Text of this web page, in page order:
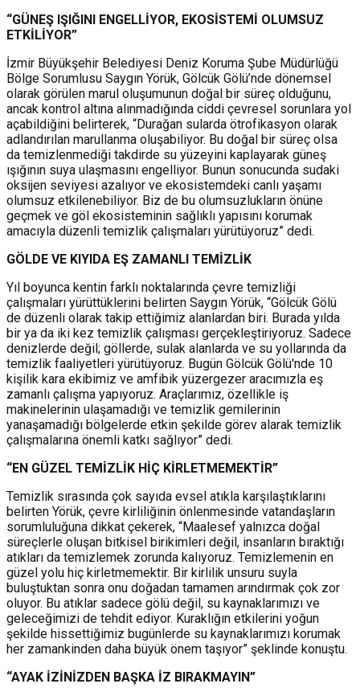
“GÜNEŞ IŞIĞINI ENGELLİYOR, EKOSİSTEMİ OLUMSUZ
ETKİLİYOR”
İzmir Büyükşehir Belediyesi Deniz Koruma Şube Müdürlüğü
Bölge Sorumlusu Saygın Yörük, Gölcük Gölü’nde dönemsel
olarak görülen marul oluşumunun doğal bir süreç olduğunu,
ancak kontrol altına alınmadığında ciddi çevresel sorunlara yol
açabildiğini belirterek, “Durağan sularda ötrofikasyon olarak
adlandırılan marullanma oluşabiliyor. Bu doğal bir süreç olsa
da temizlenmediği takdirde su yüzeyini kaplayarak güneş
ışığının suya ulaşmasını engelliyor. Bunun sonucunda sudaki
oksijen seviyesi azalıyor ve ekosistemdeki canlı yaşamı
olumsuz etkilenebiliyor. Biz de bu olumsuzlukların önüne
geçmek ve göl ekosisteminin sağlıklı yapısını korumak
amacıyla düzenli temizlik çalışmaları yürütüyoruz” dedi.
GÖLDE VE KIYIDA EŞ ZAMANLI TEMİZLİK
Yıl boyunca kentin farklı noktalarında çevre temizliği
çalışmaları yürüttüklerini belirten Saygın Yörük, “Gölcük Gölü
de düzenli olarak takip ettiğimiz alanlardan biri. Burada yılda
bir ya da iki kez temizlik çalışması gerçekleştiriyoruz. Sadece
denizlerde değil; göllerde, sulak alanlarda ve su yollarında da
temizlik faaliyetleri yürütüyoruz. Bugün Gölcük Gölü'nde 10
kişilik kara ekibimiz ve amfibik yüzergezer aracımızla eş
zamanlı çalışma yapıyoruz. Araçlarımız, özellikle iş
makinelerinin ulaşamadığı ve temizlik gemilerinin
yanaşamadığı bölgelerde etkin şekilde görev alarak temizlik
çalışmalarına önemli katkı sağlıyor” dedi.
“EN GÜZEL TEMİZLİK HİÇ KİRLETMEMEKTİR”
Temizlik sırasında çok sayıda evsel atıkla karşılaştıklarını
belirten Yörük, çevre kirliliğinin önlenmesinde vatandaşların
sorumluluğuna dikkat çekerek, “Maalesef yalnızca doğal
süreçlerle oluşan bitkisel birikimleri değil, insanların bıraktığı
atıkları da temizlemek zorunda kalıyoruz. Temizlemenin en
güzel yolu hiç kirletmemektir. Bir kirlilik unsuru suyla
buluştuktan sonra onu doğadan tamamen arındırmak çok zor
oluyor. Bu atıklar sadece gölü değil, su kaynaklarımızı ve
geleceğimizi de tehdit ediyor. Kuraklığın etkilerini yoğun
şekilde hissettiğimiz bugünlerde su kaynaklarımızı korumak
her zamankinden daha büyük önem taşıyor” şeklinde konuştu.
“AYAK İZİNİZDEN BAŞKA İZ BIRAKMAYIN”